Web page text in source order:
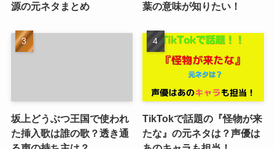
源の元ネタまとめ
葉の意味が知りたい！
坂上どうぶつ王国で使われ
た挿入歌は誰の歌？透き通
TikTokで話題の『怪物が来
たな』の元ネタは？声優は